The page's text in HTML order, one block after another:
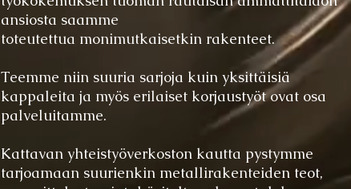
ansiosta saamme
toteutettua monimutkaisetkin rakenteet.
Teemme niin suuria sarjoja kuin yksittäisiä
kappaleita ja myös erilaiset korjaustyöt ovat osa
palveluitamme.
Kattavan yhteistyöverkoston kautta pystymme
tarjoamaan suurienkin metallirakenteiden teot,